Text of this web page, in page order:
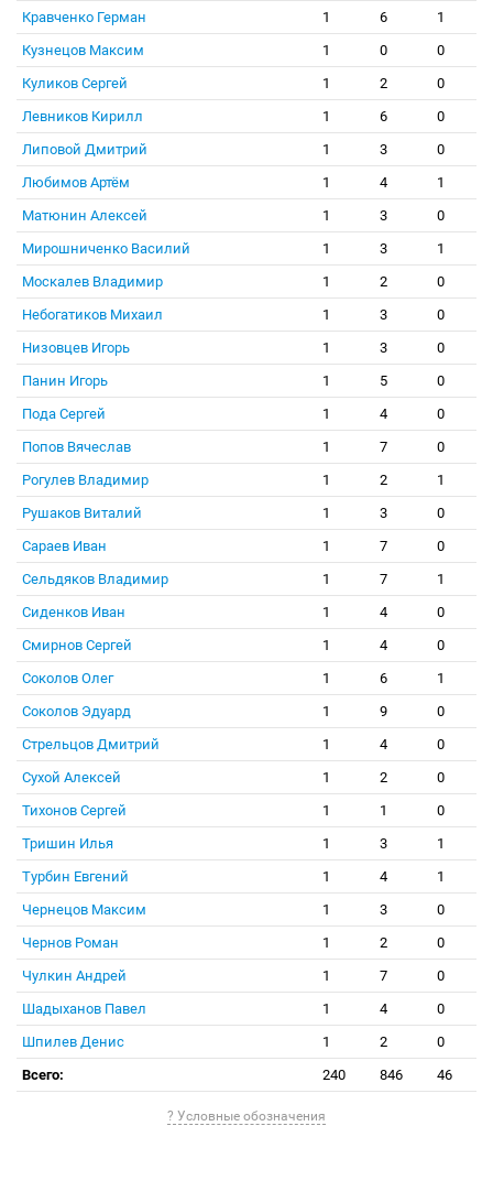
Кравченко Герман
1 6
1
Кузнецов Максим
1 0
0
Куликов Сергей
1 2
0
Левников Кирилл
1 6
0
Липовой Дмитрий
1 3
0
Любимов Артём
1 4
1
Матюнин Алексей
1 3
0
Мирошниченко Василий
1 3
1
Москалев Владимир
1 2
0
Небогатиков Михаил
1 3
0
Низовцев Игорь
1 3
0
Панин Игорь
1 5
0
Пода Сергей
1 4
0
Попов Вячеслав
1 7
0
Рогулев Владимир
1 2
1
Рушаков Виталий
1 3
0
Сараев Иван
1 7
0
Сельдяков Владимир
1 7
1
Сиденков Иван
1 4
0
Смирнов Сергей
1 4
0
Соколов Олег
1 6
1
Соколов Эдуард
1 9
0
Стрельцов Дмитрий
1 4
0
Сухой Алексей
1 2
0
Тихонов Сергей
1 1
0
Тришин Илья
1 3
1
Турбин Евгений
1 4
1
Чернецов Максим
1 3
0
Чернов Роман
1 2
0
Чулкин Андрей
1 7
0
Шадыханов Павел
1 4
0
Шпилев Денис
1 2
0
Всего:
240 846 46
? Условные обозначения